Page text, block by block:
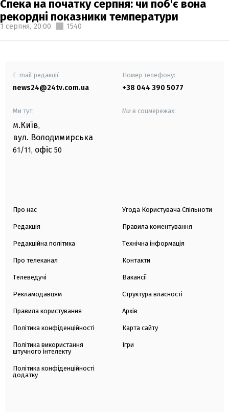
Спека на початку серпня: чи поб'є вона
рекордні показники температури
1 серпня, 20:00 1540
E-mail редакції
news24@24tv.com.ua
Номер телефону:
+38 044 390 5077
Ми тут:
м.Київ,
вул. Володимирська
61/11, офіс 50
Ми в соцмережах:
Про нас
Редакція
Редакційна політика
Про телеканал
Телеведучі
Рекламодавцям
Правила користування
Політика конфіденційності
Політика використання
штучного інтелекту
Політика конфіденційності
додатку
Угода Користувача Спільноти
Правила коментування
Технічна інформація
Контакти
Вакансії
Структура власності
Архів
Карта сайту
Ігри